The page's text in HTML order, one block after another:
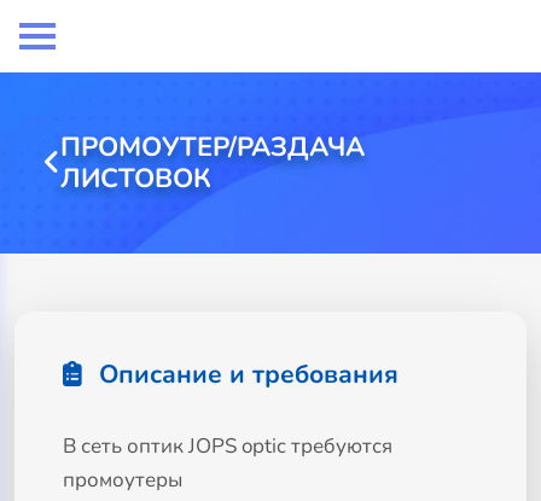
ПРОМОУТЕР/РАЗДАЧА
ЛИСТОВОК
Описание и требования
В сеть оптик JOPS optic требуются
промоутеры